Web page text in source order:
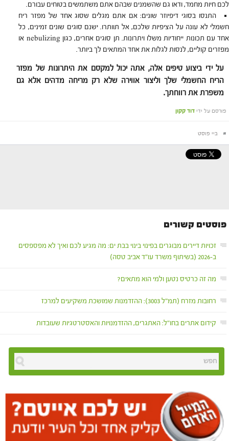
לכם חיות מחמד, ודאו גם שהשמנים שבהם אתם משתמשים בטוחים עבורם.
התנסו בסוגי דיפיוזר שונים: אם אתם מגלים שסוג אחד של מפזר ריח
חשמלי לא עונה על הציפיות שלכם, אל תוותרו. ישנם סוגים שונים זמינים, כל
אחד עם תכונות ייחודיות משלו ויתרונות. תן סוגים אחרים, כגון nebulizing או
מפזרים קוליים, לנסות לגלות את אחד המתאים לך ביותר.
על ידי ביצוע טיפים אלה, אתה יכול למקסם את היתרונות של מפזר
הריח החשמלי שלך וליצור אווירה שלא רק מריחה מדהים אלא גם
משפרת את רווחתך.
פורסם על ידי דוד קקון
# ביי פוסט
פוסטים קשורים
זכויות דיירים מבוגרים בפינוי בינוי בבת ים: מה מגיע לכם ואיך לא מפספסים
ב-2026 (בשיתוף משרד עו"ד אביב טסה)
מה זה כרטיס נטען ולמי הוא מתאים?
רחובות מזרח (תמ"ל 3003): ההזדמנות שמושכת משקיעים למרכז
קידום אתרים בחו"ל: האתגרים, ההזדמנויות והאסטרטגיות שעובדות